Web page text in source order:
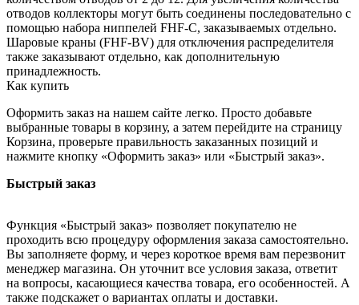
отводов коллекторы могут быть соединены последовательно с
помощью набора ниппелей FHF-C, заказываемых отдельно.
Шаровые краны (FHF-BV) для отключения распределителя
также заказывают отдельно, как дополнительную
принадлежность.
Как купить
Оформить заказ на нашем сайте легко. Просто добавьте
выбранные товары в корзину, а затем перейдите на страницу
Корзина, проверьте правильность заказанных позиций и
нажмите кнопку «Оформить заказ» или «Быстрый заказ».
Быстрый заказ
Функция «Быстрый заказ» позволяет покупателю не
проходить всю процедуру оформления заказа самостоятельно.
Вы заполняете форму, и через короткое время вам перезвонит
менеджер магазина. Он уточнит все условия заказа, ответит
на вопросы, касающиеся качества товара, его особенностей. А
также подскажет о вариантах оплаты и доставки.